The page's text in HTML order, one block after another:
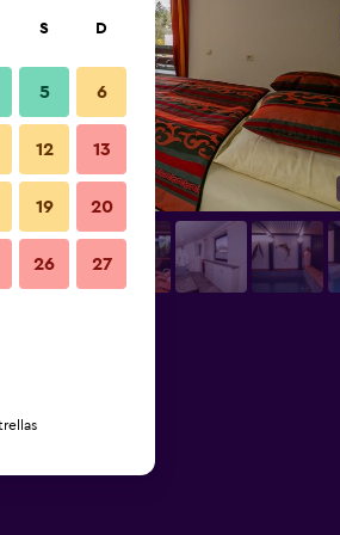
S D
5 6
12 13
19 20
26 27